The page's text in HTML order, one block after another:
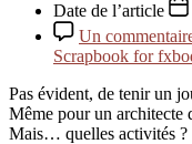
Date de l’article
Un
Scrapbook for
Pas évident, de tenir un
Même pour un architecte
Mais… quelles activités ?